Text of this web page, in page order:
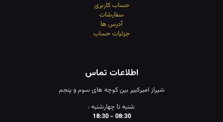
حساب کاربری
سفارشات
آدرس ها
جزئیات حساب
اطلاعات تماس
شیراز امیرکبیر بین کوچه های سوم و پنجم
شنبه تا چهارشنبه :
08:30 - 18:30